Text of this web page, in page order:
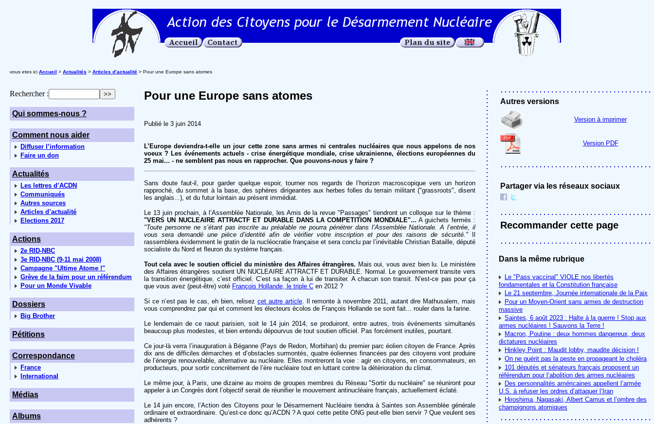
vous etes ici Accueil > Actualités > Articles d’actualité > Pour une Europe sans atomes
Rechercher :
Qui sommes-nous ?
Comment nous aider
Diffuser l’information
Faire un don
Actualités
Les lettres d’ACDN
Communiqués
Autres sources
Articles d’actualité
Elections 2017
Actions
2e RID-NBC
3e RID-NBC (9-11 mai 2008)
Campagne "Ultime Atome !"
Grève de la faim pour un référendum
Pour un Monde Vivable
Dossiers
Big Brother
Pétitions
Correspondance
France
International
Médias
Albums
Pour une Europe sans atomes
Publié le 3 juin 2014
L’Europe deviendra-t-elle un jour cette zone sans armes ni centrales nucléaires que nous appelons de nos
voeux ? Les événements actuels - crise énergétique mondiale, crise ukrainienne, élections européennes du
25 mai... - ne semblent pas nous en rapprocher. Que pouvons-nous y faire ?
Sans doute faut-il, pour garder quelque espoir, tourner nos regards de l’horizon macroscopique vers un horizon
rapproché, du sommet à la base, des sphères dirigeantes aux herbes folles du terrain militant ("grassroots", disent
les anglais...), et du futur lointain au présent immédiat.
Le 13 juin prochain, à l’Assemblée Nationale, les Amis de la revue "Passages" tiendront un colloque sur le thème :
"VERS UN NUCLEAIRE ATTRACTF ET DURABLE DANS LA COMPETITION MONDIALE"... A guichets fermés :
"Toute personne ne s’étant pas inscrite au préalable ne pourra pénétrer dans l’Assemblée Nationale. A l’entrée, il
vous sera demandé une pièce d’identité afin de vérifier votre inscription et pour des raisons de sécurité."
rassemblera évidemment le gratin de la nucléocratie française et sera conclu par l’inévitable Christian Bataille, député
socialiste du Nord et fleuron du système français.
Tout cela avec le soutien officiel du ministère des Affaires étrangères. Mais oui, vous avez bien lu. Le ministère
des Affaires étrangères soutient UN NUCLEAIRE ATTRACTF ET DURABLE. Normal. Le gouvernement transite vers
la transition énergétique, c’est officiel. C’est sa façon à lui de transiter. A chacun son transit. N’est-ce pas pour ça
que vous avez (peut-être) voté François Hollande, le triple C en 2012 ?
Si ce n’est pas le cas, eh bien, relisezcet autre article. Il remonte à novembre 2011, autant dire Mathusalem, mais
vous comprendrez par qui et comment les électeurs écolos de François Hollande se sont fait... rouler dans la farine.
Le lendemain de ce raout parisien, soit le 14 juin 2014, se produiront, entre autres, trois événements simultanés
beaucoup plus modestes, et bien entendu dépourvus de tout soutien officiel. Pas forcément inutiles, pourtant.
Ce jour-là verra l’inauguration à Béganne (Pays de Redon, Morbihan) du premier parc éolien citoyen de France. Après
dix ans de difficiles démarches et d’obstacles surmontés, quatre éoliennes financées par des citoyens vont produire
de l’énergie renouvelable, alternative au nucléaire. Elles montreront la voie : agir en citoyens, en consommateurs, en
producteurs, pour sortir concrètement de l’ère nucléaire tout en luttant contre la détérioration du climat.
Le même jour, à Paris, une dizaine au moins de groupes membres du Réseau "Sortir du nucléaire" se réuniront pour
appeler à un Congrès dont l’objectif serait de réunifier le mouvement antinucléaire français, actuellement éclaté.
Le 14 juin encore, l’Action des Citoyens pour le Désarmement Nucléaire tiendra à Saintes son Assemblée générale
ordinaire et extraordinaire. Qu’est-ce donc qu’ACDN ? A quoi cette petite ONG peut-elle bien servir ? Que veulent ses
adhérents ?
Autres versions
Version à imprimer
Version PDF
Partager via les réseaux sociaux
Recommander cette page
Dans la même rubrique
Le "Pass vaccinal" VIOLE nos libertés
fondamentales et la Constitution française
Le 21 septembre, Journée internationale de la Paix
Pour un Moyen-Orient sans armes de destruction
massive
Saintes, 6 août 2023 : Halte à la guerre ! Stop aux
armes nucléaires ! Sauvons la Terre !
Macron, Poutine : deux hommes dangereux, deux
dictatures nucléaires
Hinkley Point : Maudit lobby, maudite décision !
On ne guérit pas la peste en propageant le choléra
101 députés et sénateurs français proposent un
référendum pour l’abolition des armes nucléaires
Des personnalités américaines appellent l’armée
U.S. à refuser les ordres d’attaquer l’Iran
Hiroshima, Nagasaki, Albert Camus et l’ombre des
champignons atomiques